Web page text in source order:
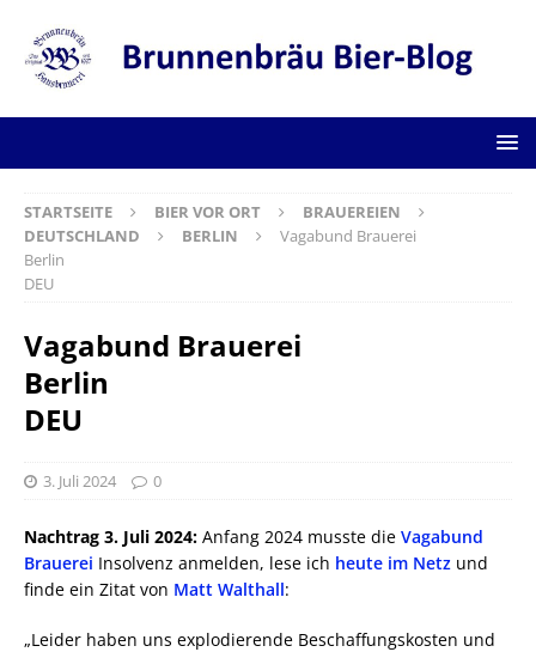
STARTSEITE BIER VOR ORT
BRAUEREIEN
DEUTSCHLAND
BERLIN
Vagabund Brauerei
Berlin
DEU
Vagabund Brauerei
Berlin
DEU
3. Juli 2024 0
Nachtrag 3. Juli 2024: Anfang 2024 musste die Vagabund
Brauerei Insolvenz anmelden, lese ich heute im Netz und
finde ein Zitat von Matt Walthall:
„Leider haben uns explodierende Beschaffungskosten und